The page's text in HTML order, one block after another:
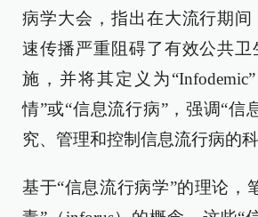
病学大会，指出在大流行期间
速传播严重阻碍了有效公共卫
施，并将其定义为
情”或“信息流行病”，强调“信
究、管理和控制信息流行病的科
基于“信息流行病学”的理论，